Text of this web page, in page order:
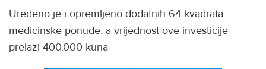
Uređeno je i opremljeno dodatnih 64 kvadrata
medicinske ponude, a vrijednost ove investicije
prelazi 400.000 kuna